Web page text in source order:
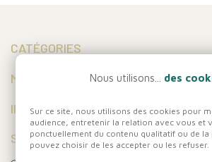
CATÉGORIES
MON COMPTE
INFORMATIONS
SUIVEZ-NOUS
Nous utilisons... des
Sur ce site, nous utilisons des cookies pour
audience, entretenir la relation avec vous et
ponctuellement du contenu qualitatif ou de la
pouvez choisir de les accepter ou les refuser.